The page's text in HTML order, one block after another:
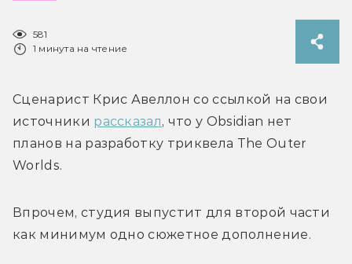
581
1 минута на чтение
Сценарист Крис Авеллон со ссылкой на свои
источники рассказал, что у Obsidian нет
планов на разработку триквела The Outer
Worlds.
Впрочем, студия выпустит для второй части
как минимум одно сюжетное дополнение.